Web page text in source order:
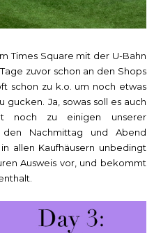
Times Square mit der U-Bahn
zuvor schon an den Shops
schon zu k.o. um noch etwas
Ja, sowas soll es auch
noch zu einigen unserer
Nachmittag und Abend
allen Kaufhäusern unbedingt
Ausweis vor, und bekommt